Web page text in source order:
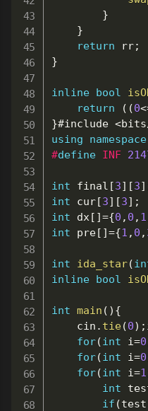
}
}
return rr;
}
inline bool
return
( (0
}#include <bits
using
namespace
#define INF
int final [3] [3]
int cur[3] [3] ;
int dx[ ]={0 , 0 , 1
int pre[ ]={1 , 0 ,
int ida_star(
inline bool
int main ( ) {
	cin
. tie(0) ;
for(int i=0
for(int i=0
for(int i=1
int
if (test